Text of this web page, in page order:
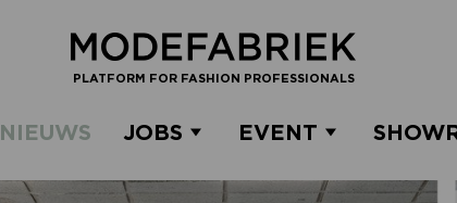
PLATFORM FOR FASHION PROFESSIONALS
NIEUWS JOBS EVENT